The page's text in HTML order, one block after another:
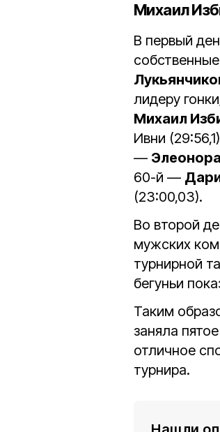
Михаил
В первый
лидеру
Михаил
Ивни
—
60-й —
(23:00,03).
Во второй
мужских
турнирной
бегуньи
Таким
заняла
отличное
турнира.